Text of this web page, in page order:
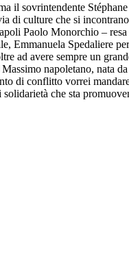
il sovrintendente
di culture che si
Paolo Monorchio –
Emmanuela Spedaliere
ad avere sempre un
napoletano, nata da
di conflitto vorrei
che sta